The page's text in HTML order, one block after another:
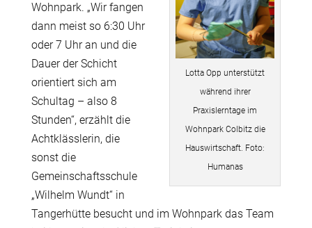
Lotta Opp unterstützt
während ihrer
Praxislerntage im
Wohnpark Colbitz die
Hauswirtschaft. Foto:
Humanas
Wohnpark. „Wir fangen
dann meist so 6:30 Uhr
oder 7 Uhr an und die
Dauer der Schicht
orientiert sich am
Schultag – also 8
Stunden“, erzählt die
Achtklässlerin, die
sonst die
Gemeinschaftsschule
„Wilhelm Wundt“ in
Tangerhütte besucht und im Wohnpark das Team